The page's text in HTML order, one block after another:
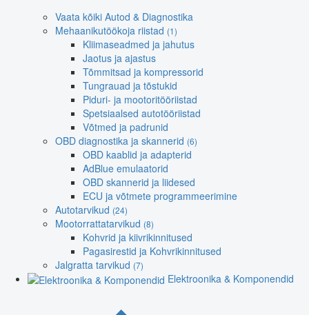
Vaata kõiki Autod & Diagnostika
Mehaanikutöökoja riistad (1)
Kliimaseadmed ja jahutus
Jaotus ja ajastus
Tõmmitsad ja kompressorid
Tungrauad ja tõstukid
Piduri- ja mootoritööriistad
Spetsiaalsed autotööriistad
Võtmed ja padrunid
OBD diagnostika ja skannerid (6)
OBD kaablid ja adapterid
AdBlue emulaatorid
OBD skannerid ja liidesed
ECU ja võtmete programmeerimine
Autotarvikud (24)
Mootorrattatarvikud (8)
Kohvrid ja kiivrikinnitused
Pagasirestid ja Kohvrikinnitused
Jalgratta tarvikud (7)
Elektroonika & Komponendid